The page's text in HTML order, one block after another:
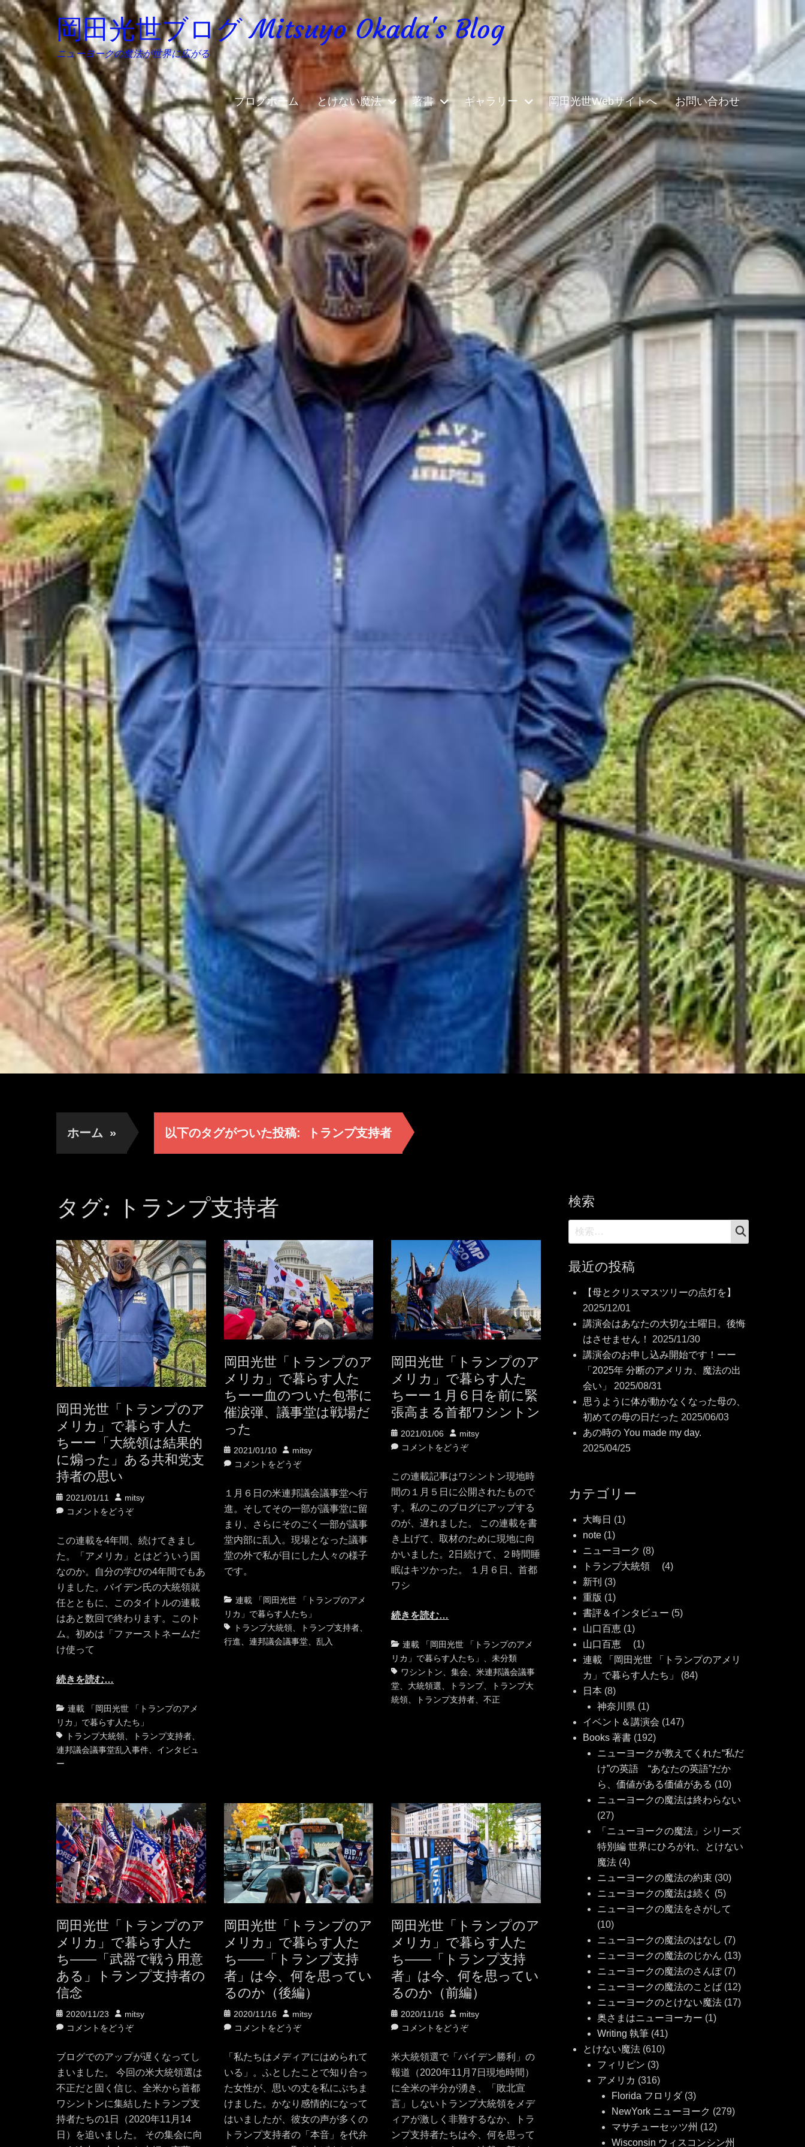
岡田光世ブログ Mitsuyo Okada's Blog
ニューヨークの魔法が世界に広がる
ブログホーム とけない魔法 著書 ギャラリー 岡田光世Webサイトへ お問い合わせ
ホーム » 以下のタグがついた投稿: トランプ支持者
タグ: トランプ支持者
岡田光世「トランプのア
メリカ」で暮らす人た
ちーー「大統領は結果的
に煽った」ある共和党支
持者の思い
投
稿
2021/01/11
投
稿
mitsy
コメントをどうぞ
この連載を4年間、続けてきまし
た。「アメリカ」とはどういう国
なのか。自分の学びの4年間でもあ
りました。バイデン氏の大統領就
任とともに、このタイトルの連載
はあと数回で終わります。このト
ム。初めは「ファーストネームだ
け使って
続きを読む…
カ
テ
ゴ
リ
ー
連載 「岡田光世 「トランプのアメ
リカ」で暮らす人たち」
トランプ大統領、 トランプ支持者、
連邦議会議事堂乱入事件、 インタビュ
ー
岡田光世「トランプのア
メリカ」で暮らす人た
ちーー血のついた包帯に
催涙弾、議事堂は戦場だ
った
投
稿
2021/01/10
投
稿
mitsy
コメントをどうぞ
１月６日の米連邦議会議事堂へ行
進。そしてその一部が議事堂に留
まり、さらにそのごく一部が議事
堂内部に乱入。現場となった議事
堂の外で私が目にした人々の様子
です。
カ
テ
ゴ
リ
連載 「岡田光世 「トランプのアメ
リカ」で暮らす人たち」
トランプ大統領、 トランプ支持者、
行進、 連邦議会議事堂、 乱入
岡田光世「トランプのア
メリカ」で暮らす人た
ちーー１月６日を前に緊
張高まる首都ワシントン
投
稿
2021/01/06
投
稿
mitsy
コメントをどうぞ
この連載記事はワシントン現地時
間の１月５日に公開されたもので
す。私のこのブログにアップする
のが、遅れました。 この連載を書
き上げて、取材のために現地に向
かいました。2日続けて、２時間睡
眠はキツかった。 １月６日、首都
ワシ
続きを読む…
カ
テ
ゴ
リ
ー
連載 「岡田光世 「トランプのアメ
リカ」で暮らす人たち」 、未分類
ワシントン、集会、米連邦議会議事
堂、 大統領選、 トランプ、
トランプ大
統領、 トランプ支持者、不正
岡田光世「トランプのア
メリカ」で暮らす人た
ち——「武器で戦う用意
ある」トランプ支持者の
信念
投
稿
2020/11/23
投
稿
mitsy
コメントをどうぞ
ブログでのアップが遅くなってし
まいました。 今回の米大統領選は
不正だと固く信じ、全米から首都
ワシントンに集結したトランプ支
持者たちの1日（2020年11月14
日）を追いました。 その集会に向
岡田光世「トランプのア
メリカ」で暮らす人た
ち——「トランプ支持
者」は今、何を思ってい
るのか（後編）
投
稿
2020/11/16
投
稿
mitsy
コメントをどうぞ
「私たちはメディアにはめられて
いる」。ふとしたことで知り合っ
た女性が、思いの丈を私にぶちま
けました。かなり感情的になって
はいましたが、彼女の声が多くの
トランプ支持者の「本音」を代弁
岡田光世「トランプのア
メリカ」で暮らす人た
ち——「トランプ支持
者」は今、何を思ってい
るのか（前編）
投
稿
2020/11/16
投
稿
mitsy
コメントをどうぞ
米大統領選で「バイデン勝利」の
報道（2020年11月7日現地時間）
に全米の半分が湧き、「敗北宣
言」しないトランプ大統領をメデ
ィアが激しく非難するなか、トラ
ンプ支持者たちは今、何を思って
検索
検
索:
最近の投稿
【母とクリスマスツリーの点灯を】
2025/12/01
講演会はあなたの大切な土曜日。後悔
はさせません！
2025/11/30
講演会のお申し込み開始です！ーー
「2025年 分断のアメリカ、魔法の出
会い」
2025/08/31
思うように体が動かなくなった母の、
初めての母の日だった 2025/06/03
あの時の You made my day.
2025/04/25
カテゴリー
大晦日 (1)
note (1)
ニューヨーク (8)
トランプ大統領
(4)
新刊 (3)
重版 (1)
書評＆インタビュー (5)
山口百恵 (1)
山口百恵
(1)
連載 「岡田光世 「トランプのアメリ
カ」で暮らす人たち」
(84)
日本 (8)
神奈川県 (1)
イベント＆講演会 (147)
Books 著書 (192)
ニューヨークが教えてくれた“私だ
け”の英語 “あなたの英語”だか
ら、価値がある価値がある (10)
ニューヨークの魔法は終わらない
(27)
「ニューヨークの魔法」シリーズ
特別編 世界にひろがれ、とけない
魔法 (4)
ニューヨークの魔法の約束 (30)
ニューヨークの魔法は続く
(5)
ニューヨークの魔法をさがして
(10)
ニューヨークの魔法のはなし (7)
ニューヨークの魔法のじかん (13)
ニューヨークの魔法のさんぽ(7)
ニューヨークの魔法のことば (12)
ニューヨークのとけない魔法 (17)
奥さまはニューヨーカー (1)
Writing 執筆 (41)
とけない魔法 (610)
フィリピン (3)
アメリカ (316)
Florida フロリダ(3)
NewYork ニューヨーク (279)
マサチューセッツ州 (12)
Wisconsin ウィスコンシン州